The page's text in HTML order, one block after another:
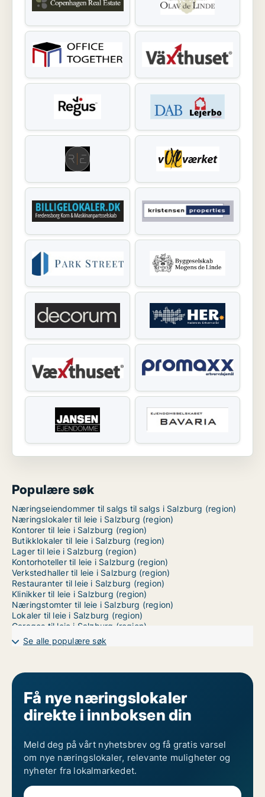
Populære søk
Næringseiendommer til salgs til salgs i Salzburg (region)
Næringslokaler til leie i Salzburg (region)
Kontorer til leie i Salzburg (region)
Butikklokaler til leie i Salzburg (region)
Lager til leie i Salzburg (region)
Kontorhoteller til leie i Salzburg (region)
Verkstedhaller til leie i Salzburg (region)
Restauranter til leie i Salzburg (region)
Klinikker til leie i Salzburg (region)
Næringstomter til leie i Salzburg (region)
Lokaler til leie i Salzburg (region)
Garages til leie i Salzburg (region)
Utstillingslokaler til leie i Abtenau
Utstillingslokaler til leie i Adnet
Utstillingslokaler til leie i Annaberg-Lungötz
Utstillingslokaler til leie i Anthering
Utstillingslokaler til leie i Bad Gastein
Utstillingslokaler til leie i Bad Hofgastein
Utstillingslokaler til leie i Bad Vigaun
Utstillingslokaler til leie i Berndorf bei Salzburg
Utstillingslokaler til leie i Bischofshofen
Utstillingslokaler til leie i Bramberg am Wildkogel
Utstillingslokaler til leie i Bruck an der Großglocknerstraße
Utstillingslokaler til leie i Bürmoos
Se alle populære søk
Få nye næringslokaler
direkte i innboksen din
Meld deg på vårt nyhetsbrev og få gratis varsel
om nye næringslokaler, relevante muligheter og
nyheter fra lokalmarkedet.